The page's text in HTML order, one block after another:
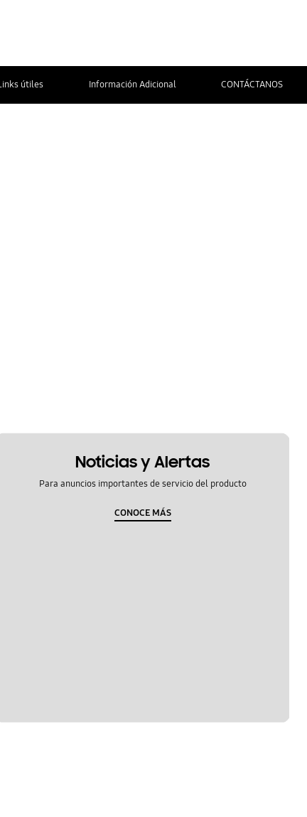
útiles Información Adicional CONTÁCTANOS
Noticias y Alertas
Para anuncios importantes de servicio del producto
CONOCE MÁS